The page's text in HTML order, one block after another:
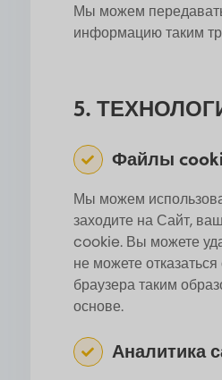
Мы можем
информацию таким
5.
Файлы
Мы можем
заходите на Сайт,
cookie. Вы можете
не можете
браузера таким
основе.
Аналитика